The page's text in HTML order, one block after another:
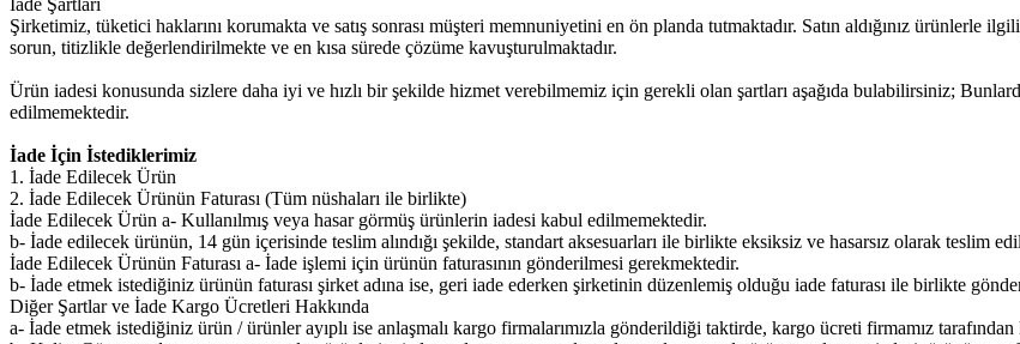
İade Şartları
Şirketimiz, tüketici haklarını korumakta ve satış sonrası müşteri memnuniyetini en ön planda tutmaktadır. Satın aldığınız ürünlerle
sorun, titizlikle değerlendirilmekte ve en kısa sürede çözüme kavuşturulmaktadır.
Ürün iadesi konusunda sizlere daha iyi ve hızlı bir şekilde hizmet verebilmemiz için gerekli olan şartları aşağıda bulabilirsiniz;
edilmemektedir.
İade İçin İstediklerimiz
1. İade Edilecek Ürün
2. İade Edilecek Ürünün Faturası (Tüm nüshaları ile birlikte)
İade Edilecek Ürün a- Kullanılmış veya hasar görmüş ürünlerin iadesi kabul edilmemektedir.
b- İade edilecek ürünün, 14 gün içerisinde teslim alındığı şekilde, standart aksesuarları ile birlikte eksiksiz ve hasarsız olarak teslim
İade Edilecek Ürünün Faturası a- İade işlemi için ürünün faturasının gönderilmesi gerekmektedir.
b- İade etmek istediğiniz ürünün faturası şirket adına ise, geri iade ederken şirketinin düzenlemiş olduğu iade faturası ile birlikte
Diğer Şartlar ve İade Kargo Ücretleri Hakkında
a- İade etmek istediğiniz ürün / ürünler ayıplı ise anlaşmalı kargo firmalarımızla gönderildiği taktirde, kargo ücreti firmamız tarafından